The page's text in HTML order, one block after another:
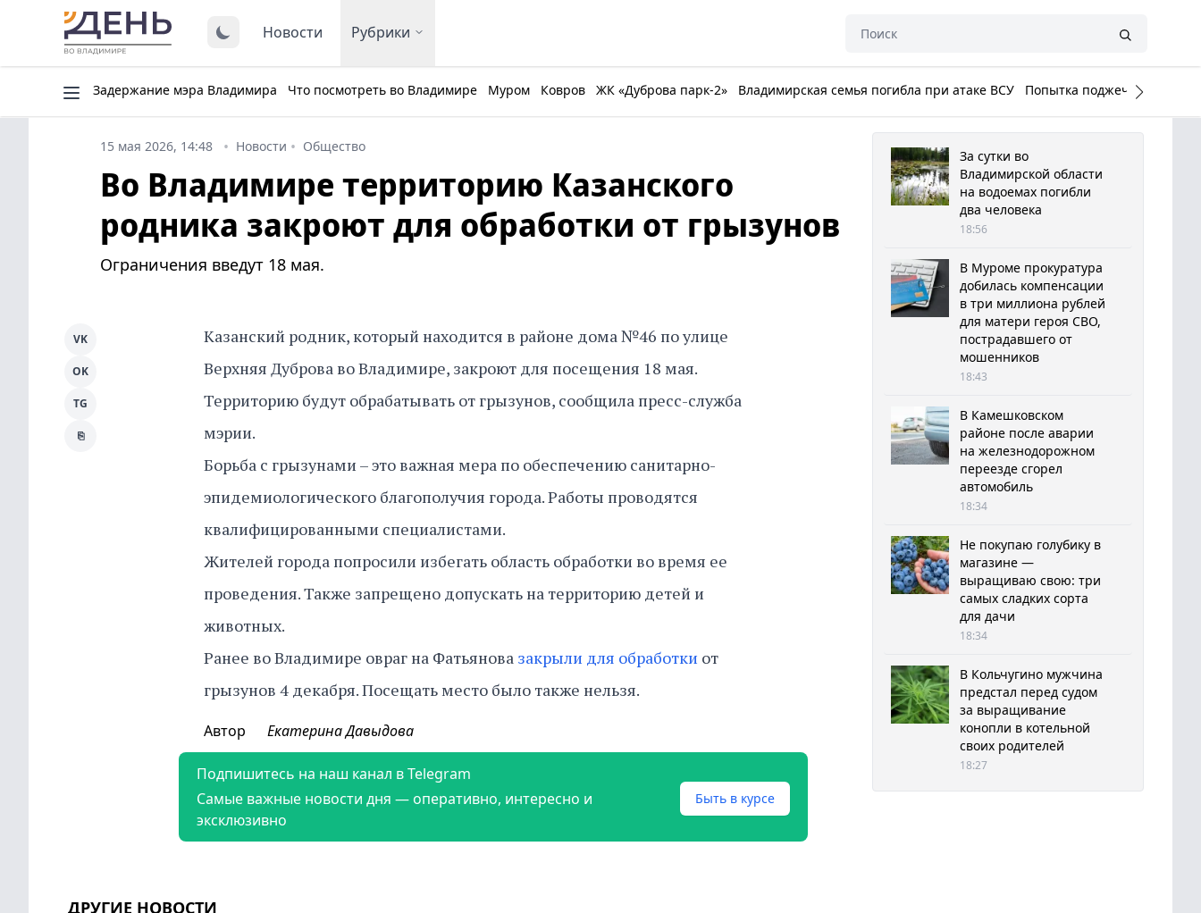
Новости Рубрики
Задержание мэра Владимира Что посмотреть во Владимире Муром Ковров ЖК «Дуброва парк-2» Владимирская семья погибла при атаке ВСУ Попытка поджечь Белый
15 мая 2026, 14:48 Новости Общество
Во Владимире территорию Казанского
родника закроют для обработки от грызунов
Ограничения введут 18 мая.
Казанский родник, который находится в районе дома №46 по улице
Верхняя Дуброва во Владимире, закроют для посещения 18 мая.
Территорию будут обрабатывать от грызунов, сообщила пресс-служба
мэрии.
Борьба с грызунами – это важная мера по обеспечению санитарно-
эпидемиологического благополучия города. Работы проводятся
квалифицированными специалистами.
Жителей города попросили избегать область обработки во время ее
проведения. Также запрещено допускать на территорию детей и
животных.
Ранее во Владимире овраг на Фатьянова закрыли для обработки от
грызунов 4 декабря. Посещать место было также нельзя.
VK
OK
TG
⎘
Автор Екатерина Давыдова
Подпишитесь на наш канал в Telegram
Самые важные новости дня — оперативно, интересно и
эксклюзивно
Быть в курсе
За сутки во
Владимирской области
на водоемах погибли
два человека
18:56
В Муроме прокуратура
добилась компенсации
в три миллиона рублей
для матери героя СВО,
пострадавшего от
мошенников
18:43
В Камешковском
районе после аварии
на железнодорожном
переезде сгорел
автомобиль
18:34
Не покупаю голубику в
магазине —
выращиваю свою: три
самых сладких сорта
для дачи
18:34
В Кольчугино мужчина
предстал перед судом
за выращивание
конопли в котельной
своих родителей
18:27
ДРУГИЕ НОВОСТИ